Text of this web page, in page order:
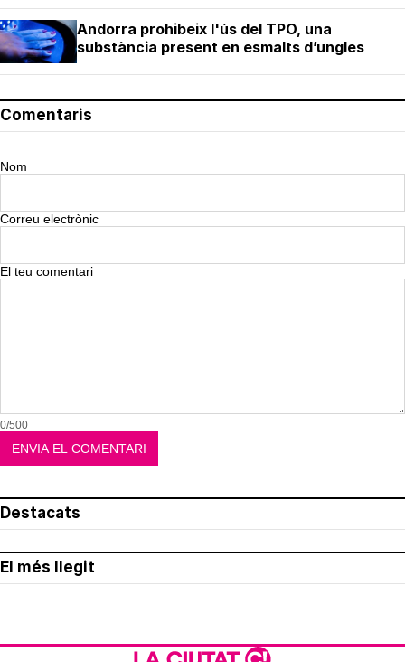
Andorra prohibeix l'ús del TPO, una
substància present en esmalts d’ungles
Comentaris
Nom
Correu electrònic
El teu comentari
0/500
Destacats
El més llegit